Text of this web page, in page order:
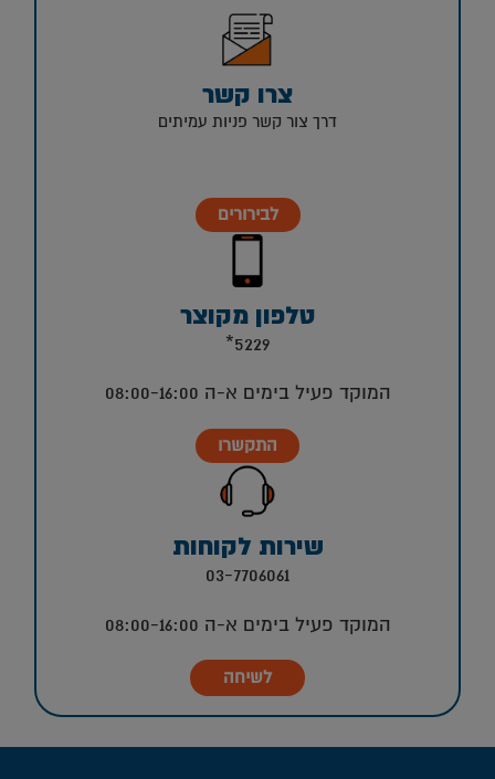
צרו קשר
דרך צור קשר פניות עמיתים
לבירורים
טלפון מקוצר
5229*
המוקד פעיל בימים א-ה 08:00-16:00
התקשרו
שירות לקוחות
03-7706061
המוקד פעיל בימים א-ה 08:00-16:00
לשיחה